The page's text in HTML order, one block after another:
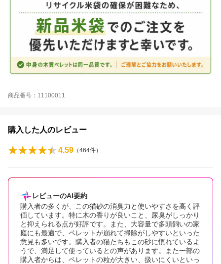
商品番号：11100011
購入した人のレビュー
4.59 （464件）
レビューのAI要約
購入者の多くが、この猫砂の消臭力と使いやすさを高く評
価しています。特に木の香りが良いこと、尿臭がしっかり
と抑えられる点が好評です。また、大容量で多頭飼いの家
庭にも最適で、ペレットが崩れて掃除がしやすいといった
意見も多いです。購入者の猫たちもこの砂に慣れているよ
うで、満足して使っているとの声があります。また一部の
購入者からは、ペレットの粒が大きい、扱いにくいといっ